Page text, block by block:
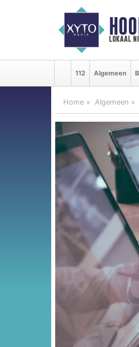
lokaal
112 Algemeen
Home Algemeen